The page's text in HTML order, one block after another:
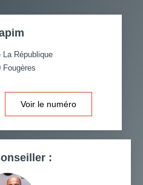
PART DES MÉNAGES SANS
VOITURE
ECOLES ET CRÈCHES
La République
Fougères
Voir le numéro
: